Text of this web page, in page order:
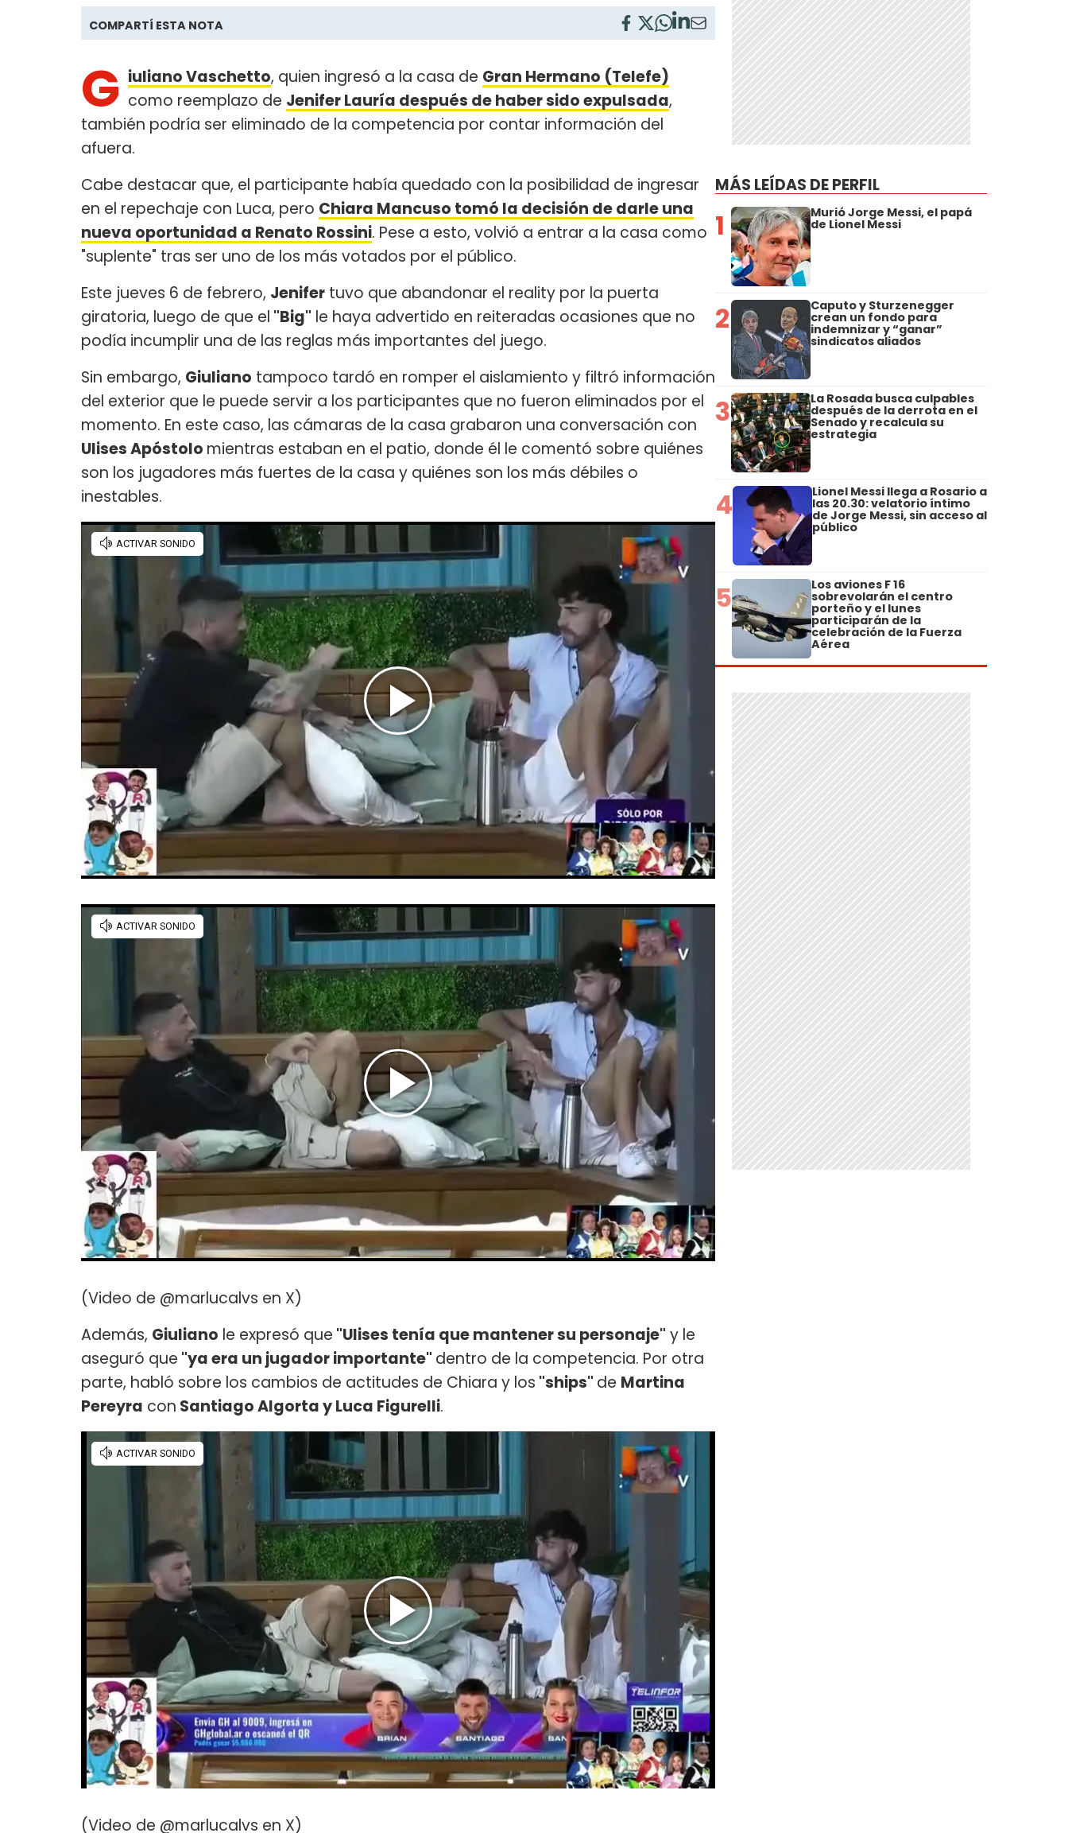
COMPARTÍ ESTA NOTA
G iuliano Vaschetto, quien ingresó a la casa de Gran Hermano (Telefe)
como reemplazo de Jenifer Lauría después de haber sido expulsada,
también podría ser eliminado de la competencia por contar información del
afuera.
Cabe destacar que, el participante había quedado con la posibilidad de ingresar
en el repechaje con Luca, pero Chiara Mancuso tomó la decisión de darle una
nueva oportunidad a Renato Rossini. Pese a esto, volvió a entrar a la casa como
"suplente" tras ser uno de los más votados por el público.
Este jueves 6 de febrero, Jenifer tuvo que abandonar el reality por la puerta
giratoria, luego de que el "Big" le haya advertido en reiteradas ocasiones que no
podía incumplir una de las reglas más importantes del juego.
Sin embargo, Giuliano tampoco tardó en romper el aislamiento y filtró información
del exterior que le puede servir a los participantes que no fueron eliminados por el
momento. En este caso, las cámaras de la casa grabaron una conversación con
Ulises Apóstolo mientras estaban en el patio, donde él le comentó sobre quiénes
son los jugadores más fuertes de la casa y quiénes son los más débiles o
inestables.
(Video de @marlucalvs en X)
Además, Giuliano le expresó que "Ulises tenía que mantener su personaje" y le
aseguró que "ya era un jugador importante" dentro de la competencia. Por otra
parte, habló sobre los cambios de actitudes de Chiara y los "ships" de Martina
Pereyra con Santiago Algorta y Luca Figurelli.
(Video de @marlucalvs en X)
MÁS LEÍDAS DE PERFIL
1 Murió Jorge Messi, el papá
de Lionel Messi
2 Caputo y Sturzenegger
crean un fondo para
indemnizar y “ganar”
sindicatos aliados
3 La Rosada busca culpables
después de la derrota en el
Senado y recalcula su
estrategia
4 Lionel Messi llega a Rosario a
las 20.30: velatorio íntimo
de Jorge Messi, sin acceso al
público
5 Los aviones F 16
sobrevolarán el centro
porteño y el lunes
participarán de la
celebración de la Fuerza
Aérea